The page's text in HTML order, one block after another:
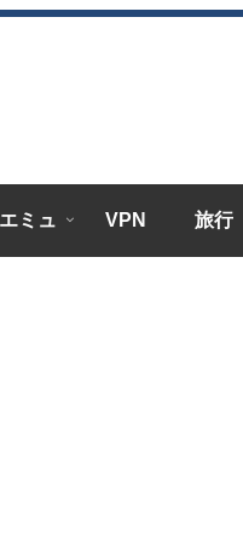
ミュ VPN 旅行